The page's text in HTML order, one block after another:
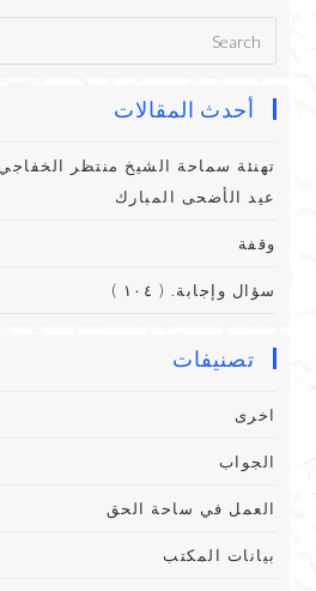
أحدث المقالات
تهنئة سماحة الشيخ منتظر
عيد الأضحى المبارك
وقفة
سؤال وإجابة. ( ١٠٤ )
تصنيفات
اخرى
الجواب
العمل في ساحة الحق
بيانات المكتب